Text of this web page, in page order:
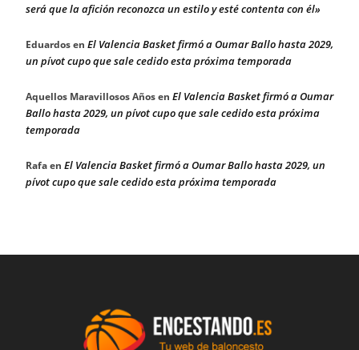
será que la afición reconozca un estilo y esté contenta con él»
Eduardosen El Valencia Basket firmó a Oumar Ballo hasta 2029,
un pívot cupo que sale cedido esta próxima temporada
Aquellos Maravillosos Añosen El Valencia Basket firmó a Oumar
Ballo hasta 2029, un pívot cupo que sale cedido esta próxima
temporada
Rafaen El Valencia Basket firmó a Oumar Ballo hasta 2029, un
pívot cupo que sale cedido esta próxima temporada